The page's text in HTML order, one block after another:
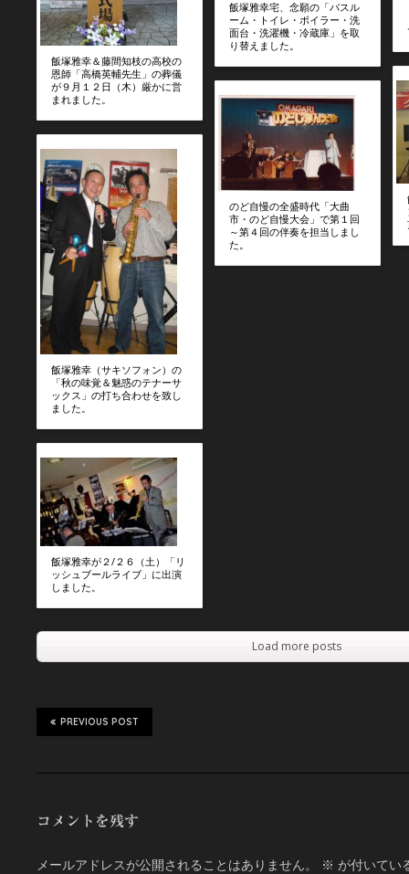
飯塚雅幸＆藤間知枝の高校の
恩師「高橋英輔先生」の葬儀
が９月１２日（木）厳かに営
まれました。
飯塚雅幸（サキソフォン）の
「秋の味覚＆魅惑のテナーサ
ックス」の打ち合わせを致し
ました。
飯塚雅幸が２/２６（土）「リ
ッシュブールライブ」に出演
しました。
飯塚雅幸宅、念願の「バスル
ーム・トイレ・ボイラー・洗
面台・洗濯機・冷蔵庫」を取
り替えました。
のど自慢の全盛時代「大曲
市・のど自慢大会」で第１回
～第４回の伴奏を担当しまし
た。
Load more posts
PREVIOUS POST
コメントを残す
メールアドレスが公開されることはありません。 ※ が付いてい